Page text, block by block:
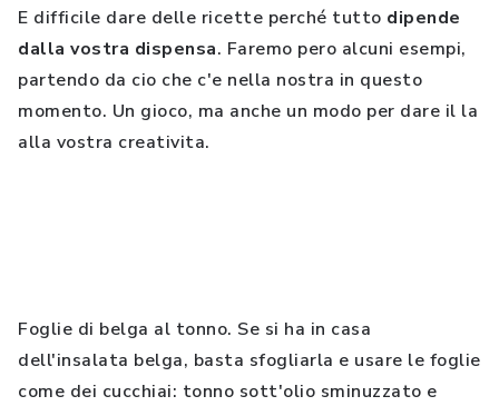
E difficile dare delle ricette perché tutto dipende
dalla vostra dispensa. Faremo pero alcuni esempi,
partendo da cio che c'e nella nostra in questo
momento. Un gioco, ma anche un modo per dare il la
alla vostra creativita.
Foglie di belga al tonno. Se si ha in casa
dell'insalata belga, basta sfogliarla e usare le foglie
come dei cucchiai: tonno sott'olio sminuzzato e